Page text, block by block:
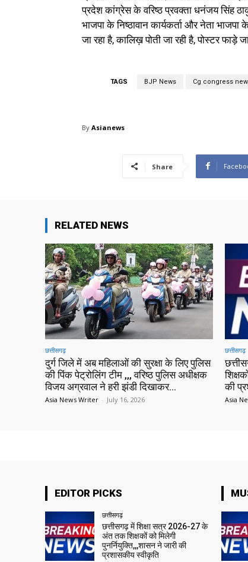
प्रदेश कांग्रेस के वरिष्ठ प्रवक्ता धनंजय सिंह
भाजपा के निष्ठावान कार्यकर्ता और नेता
जा रहा है, कालिख़ पोती जा रही है, पोस्टर फाड़े
TAGS BJP News Cg congress
By Asianews
Share
RELATED NEWS
छत्तीसगढ़
दुर्ग जिले में अब महिलाओं की सुरक्षा के लिए पुलिस
की पिंक पेट्रोलिंग टीम ,,, वरिष्ठ पुलिस अधीक्षक
विजय अग्रवाल ने हरी झंडी दिखाकर...
Asia News Writer - July 16, 2026
छत्तीसगढ़
की
Asia
EDITOR PICKS
छत्तीसगढ़
छत्तीसगढ़ में शिक्षा सत्र 2026-27 के
अंत तक शिक्षकों को मिलेगी
पुनर्नियुक्ति,,,शासन ने जारी की
प्रशासकीय स्वीकृति